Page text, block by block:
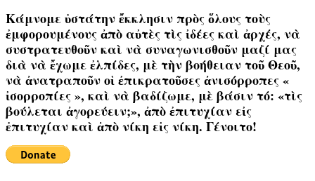
Κάμνομε ὑστάτην ἔκκλησιν πρὸς ὅλους τοὺς
ἐμφορουμένους ἀπὸ αὐτὲς τὶς ἰδέες καὶ ἀρχές, νὰ
συστρατευθοῦν καὶ νὰ συναγωνισθοῦν μαζί μας
διὰ νὰ ἔχωμε ἐλπίδες, μὲ τὴν βοήθειαν τοῦ Θεοῦ,
νὰ ἀνατραποῦν οἱ ἐπικρατοῦσες ἀνισόρροπες «
ἰσορροπίες », καὶ νὰ βαδίζωμε, μὲ βάσιν τό: «τὶς
βούλεται ἀγορεύειν;», ἀπὸ ἐπιτυχίαν εἰς
ἐπιτυχίαν καὶ ἀπὸ νίκη εἰς νίκη. Γένοιτο!